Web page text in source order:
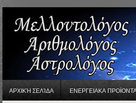
ΑΡΧΙΚΉ ΣΕΛΊΔΑ ΕΝΕΡΓΕΙΑΚΑ